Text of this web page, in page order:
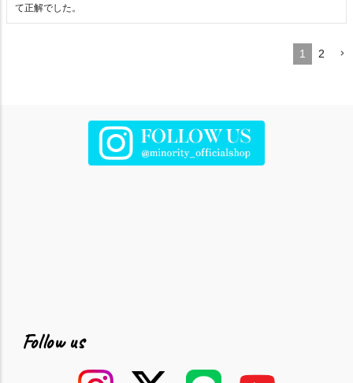
て正解でした。
1 2
Follow us